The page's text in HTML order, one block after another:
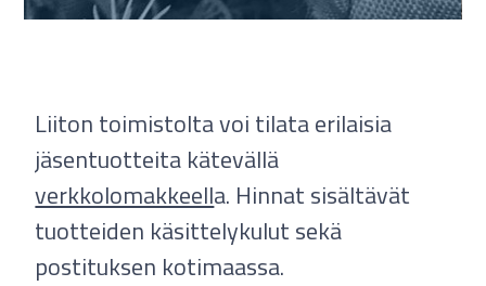
Liiton toimistolta voi tilata erilaisia
jäsentuotteita kätevällä
verkkolomakkeella. Hinnat sisältävät
tuotteiden käsittelykulut sekä
postituksen kotimaassa.